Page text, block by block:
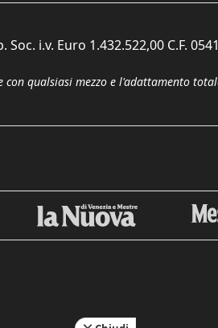
i.v. Euro 1.432.522,00 C.F.
qualsiasi mezzo e l'adattamento